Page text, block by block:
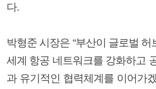
다.
박형준 시장은 “부산이 글로벌
세계 항공 네트워크를 강화하고
과 유기적인 협력체계를 이어가